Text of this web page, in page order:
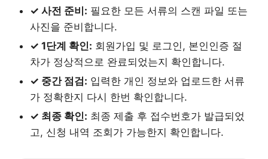
✓ 사전 준비: 필요한 모든 서류의 스캔 파일 또는
사진을 준비합니다.
✓ 1단계 확인: 회원가입 및 로그인, 본인인증 절
차가 정상적으로 완료되었는지 확인합니다.
✓ 중간 점검: 입력한 개인 정보와 업로드한 서류
가 정확한지 다시 한번 확인합니다.
✓ 최종 확인: 최종 제출 후 접수번호가 발급되었
고, 신청 내역 조회가 가능한지 확인합니다.